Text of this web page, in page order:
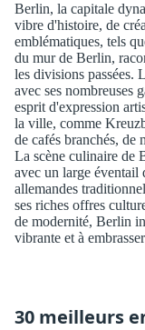
Berlin, la capitale
vibre d'histoire, de
emblématiques, tels
du mur de Berlin,
les divisions passées.
avec ses nombreuses
esprit d'expression
la ville, comme
de cafés branchés, de
La scène culinaire de
avec un large éventail
allemandes
ses riches offres
de modernité, Berlin
vibrante et à
30 meilleurs